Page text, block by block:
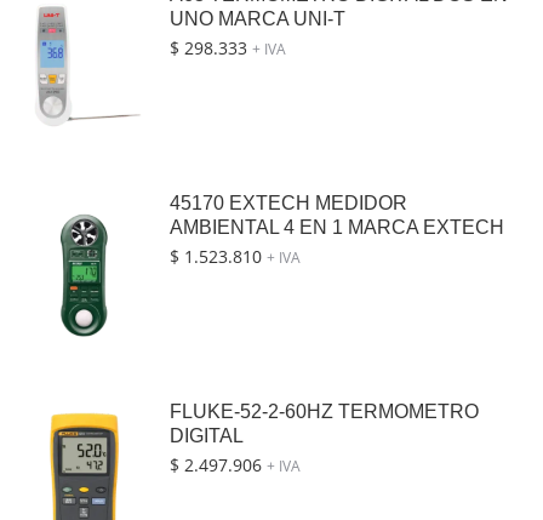
UNO MARCA UNI-T
$ 298.333 + IVA
45170 EXTECH MEDIDOR
AMBIENTAL 4 EN 1 MARCA EXTECH
$ 1.523.810 + IVA
FLUKE-52-2-60HZ TERMOMETRO
DIGITAL
$ 2.497.906 + IVA